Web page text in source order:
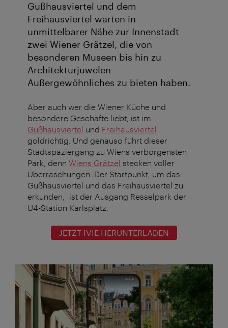
Gußhausviertel und dem
Freihausviertel warten in
unmittelbarer Nähe zur Innenstadt
zwei Wiener Grätzel, die von
besonderen Museen bis hin zu
Architekturjuwelen
Außergewöhnliches zu bieten haben.
Aber auch wer die Wiener Küche und
besondere Geschäfte liebt, ist im
Gußhausviertel und Freihausviertel
goldrichtig. Und genauso führt dieser
Stadtspaziergang zu Wiens verborgensten
Park, denn Wiens Grätzel stecken voller
Überraschungen. Der Startpunkt, um das
Gußhausviertel und das Freihausviertel zu
erkunden, ist der Ausgang Resselpark der
U4-Station Karlsplatz.
JETZT IVIE HERUNTERLADEN